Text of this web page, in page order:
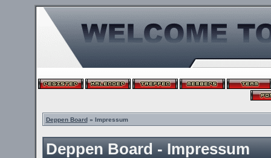
Deppen Board» Impressum
Deppen Board - Impressum